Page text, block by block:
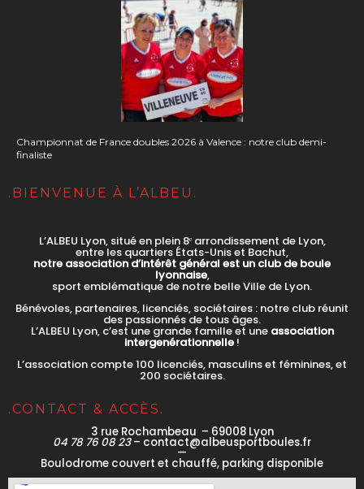
Championnat de France doubles 2026 à Valence : notre club demi-
finaliste
.BIENVENUE À L’ALBEU.
L’ALBEU Lyon, situé en plein 8ᵉ arrondissement de Lyon,
entre les quartiers États-Unis et Bachut,
notre association d’intérêt général est un club de boule
lyonnaise,
sport emblématique de notre belle Ville de Lyon.
Bénévoles, partenaires, licenciés, sociétaires : notre club réunit
des passionnés de tous âges.
L’ALBEU Lyon, c’est une grande famille et une association
intergenérationnelle !
L’association compte 100 licenciés, masculins et féminines, et
200 sociétaires.
.CONTACT & ACCÈS.
3 rue Rochambeau – 69008 Lyon
04 78 76 08 23– contact@albeusportboules.fr
—
Boulodrome couvert et chauffé, parking disponible